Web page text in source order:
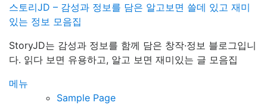
스토리JD – 감성과 정보를 담은 알고보면 쓸데 있고 재미
있는 정보 모음집
StoryJD는 감성과 정보를 함께 담은 창작·정보 블로그입니
다. 읽다 보면 유용하고, 알고 보면 재미있는 글 모음집
메뉴
Sample Page